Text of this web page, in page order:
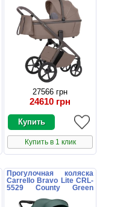
27566 грн
24610 грн
Купить в 1 клик
Прогулочная коляска
Carrello Bravo Lite CRL-
5529 County Green
подстаканником